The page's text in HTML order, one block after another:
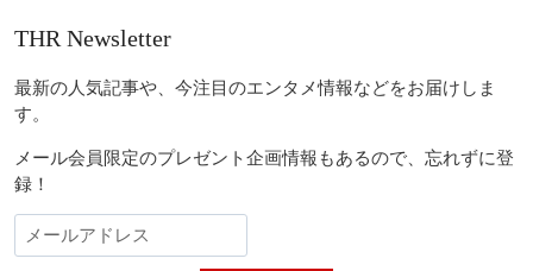
THR Newsletter
最新の人気記事や、今注目のエンタメ情報などをお届けしま
す。
メール会員限定のプレゼント企画情報もあるので、忘れずに登
録！